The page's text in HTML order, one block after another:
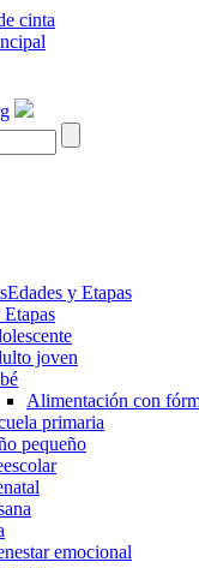
cinta
Edades y Etapas
joven
Alimentación con
primaria
pequeño
emocional